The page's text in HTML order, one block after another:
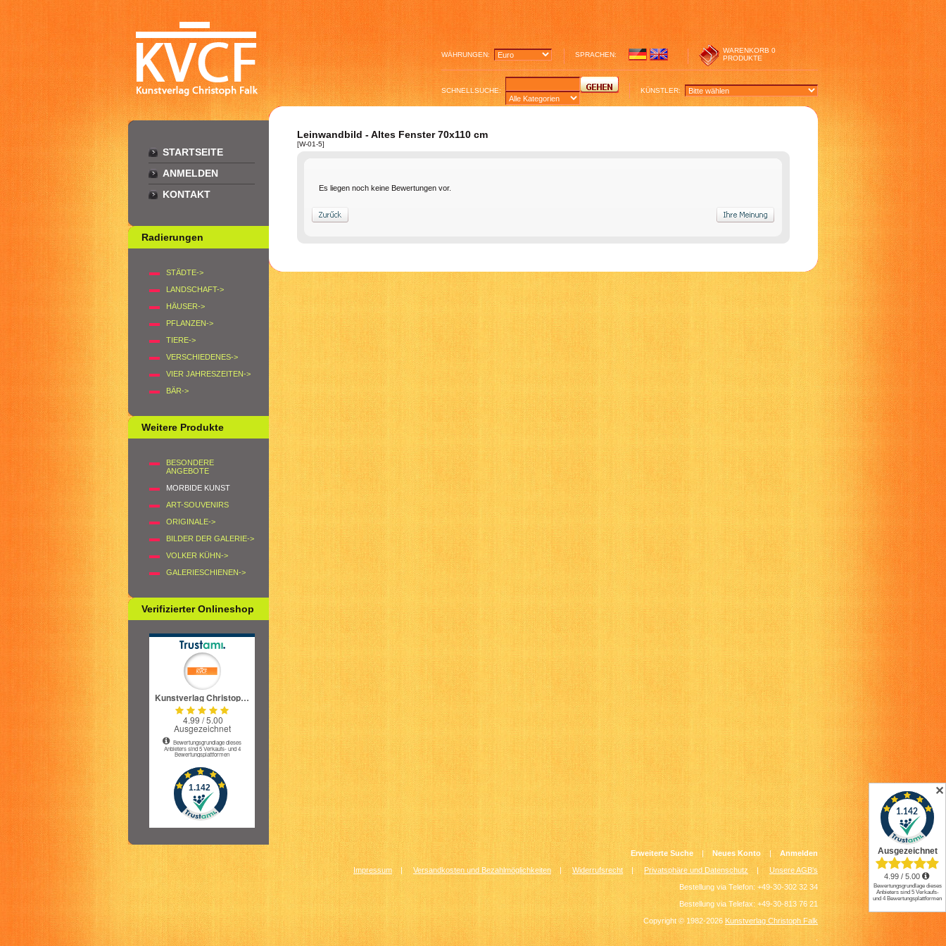
WÄHRUNGEN: SPRACHEN:
WARENKORB 0
PRODUKTE
SCHNELLSUCHE: KÜNSTLER:
STARTSEITE
ANMELDEN
KONTAKT
Radierungen
STÄDTE->
LANDSCHAFT->
HÄUSER->
PFLANZEN->
TIERE->
VERSCHIEDENES->
VIER JAHRESZEITEN->
BÄR->
Weitere Produkte
BESONDERE
ANGEBOTE
MORBIDE KUNST
ART-SOUVENIRS
ORIGINALE->
BILDER DER GALERIE->
VOLKER KÜHN->
GALERIESCHIENEN->
Verifizierter Onlineshop
Leinwandbild - Altes Fenster 70x110 cm
[W-01-5]
Es liegen noch keine Bewertungen vor.
Erweiterte Suche | Neues Konto | Anmelden
Impressum | Versandkosten und Bezahlmöglichkeiten|Widerrufsrecht | Privatsphäre und Datenschutz |Unsere AGB's
Bestellung via Telefon: +49-30-302 32 34
Bestellung via Telefax: +49-30-813 76 21
Copyright © 1982-2026 Kunstverlag Christoph Falk
✕